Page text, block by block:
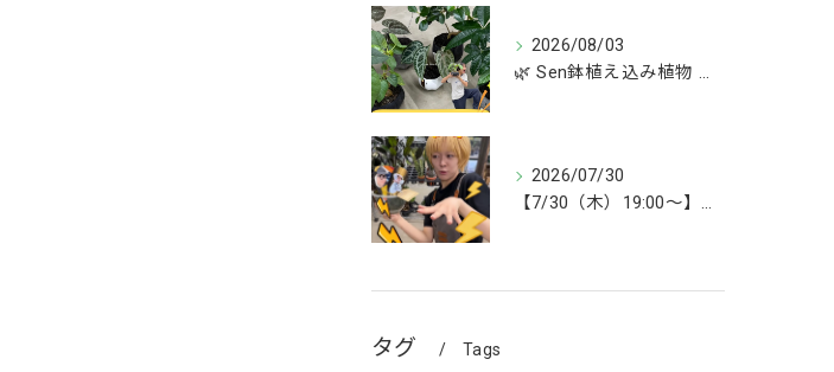
2026/08/03
🌿 Sen鉢植え込み植物 オンラインショップデビュー！ 🌿
2026/07/30
【7/30（木）19:00〜】今週は雑貨&植物ライブ！
タグ Tags